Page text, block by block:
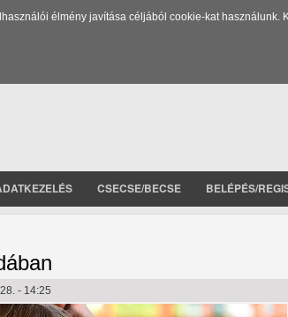
élmény javítása céljából cookie-kat használunk.
CSECSE/BECSE BELÉPÉS/
- 14:25